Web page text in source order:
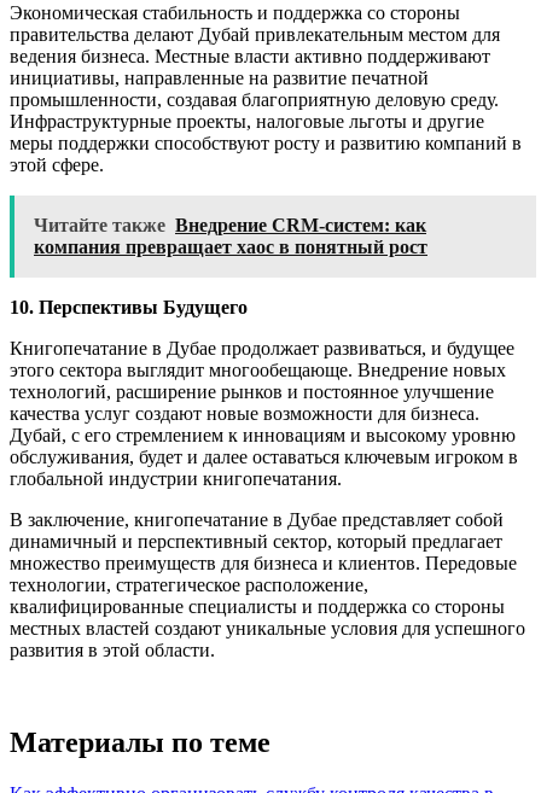
Экономическая стабильность и поддержка со стороны
правительства делают Дубай привлекательным местом для
ведения бизнеса. Местные власти активно поддерживают
инициативы, направленные на развитие печатной
промышленности, создавая благоприятную деловую среду.
Инфраструктурные проекты, налоговые льготы и другие
меры поддержки способствуют росту и развитию компаний в
этой сфере.
Читайте также Внедрение CRM-систем: как
компания превращает хаос в понятный рост
10. Перспективы Будущего
Книгопечатание в Дубае продолжает развиваться, и будущее
этого сектора выглядит многообещающе. Внедрение новых
технологий, расширение рынков и постоянное улучшение
качества услуг создают новые возможности для бизнеса.
Дубай, с его стремлением к инновациям и высокому уровню
обслуживания, будет и далее оставаться ключевым игроком в
глобальной индустрии книгопечатания.
В заключение, книгопечатание в Дубае представляет собой
динамичный и перспективный сектор, который предлагает
множество преимуществ для бизнеса и клиентов. Передовые
технологии, стратегическое расположение,
квалифицированные специалисты и поддержка со стороны
местных властей создают уникальные условия для успешного
развития в этой области.
Материалы по теме